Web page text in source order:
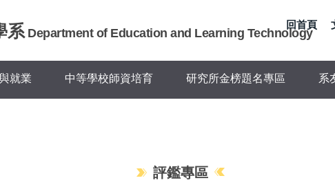
系 Department of Education and Learning Technology
回首頁
就業 中等學校師資培育 研究所金榜題名專區 系
評鑑專區